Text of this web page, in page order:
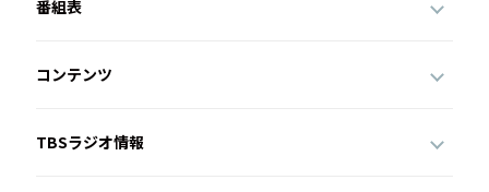
番組表
コンテンツ
TBSラジオ情報